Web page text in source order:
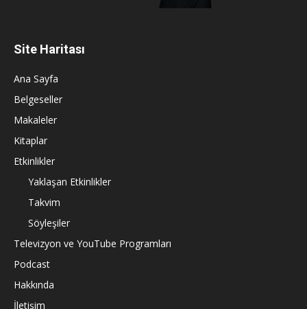
Site Haritası
Ana Sayfa
Belgeseller
Makaleler
Kitaplar
Etkinlikler
Yaklaşan Etkinlikler
Takvim
Söyleşiler
Televizyon ve YouTube Programları
Podcast
Hakkında
İletişim